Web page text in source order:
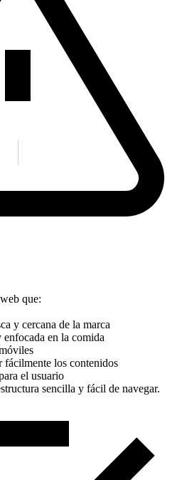
que:
y cercana de la marca
en la comida
fácilmente los contenidos
el usuario
sencilla y fácil de navegar.